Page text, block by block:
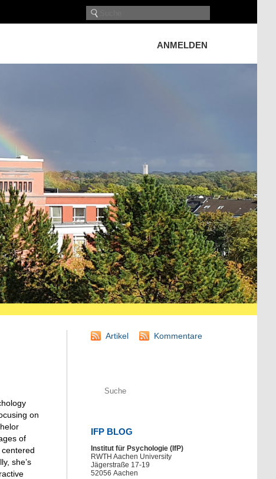
ANMELDEN
on
of
she’s
Artikel Kommentare
IFP BLOG
Institut für Psychologie (IfP)
RWTH Aachen University
Jägerstraße 17-19
52056 Aachen